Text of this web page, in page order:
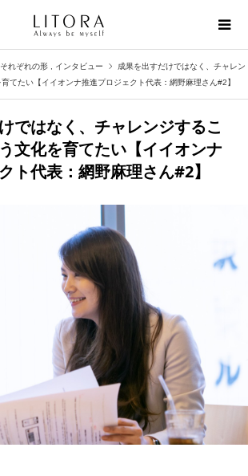
れぞれの形 インタビュー
成果を出すだけではなく、チャレン
てたい【イイオンナ推進プロジェクト代表：網野麻理さん#2】
ではなく、チャレンジするこ
文化を育てたい【イイオンナ
ト代表：網野麻理さん#2】